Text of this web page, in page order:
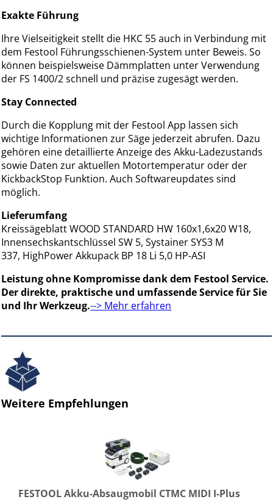
Exakte Führung
Ihre Vielseitigkeit stellt die HKC 55 auch in Verbindung mit
dem Festool Führungsschienen-System unter Beweis. So
können beispielsweise Dämmplatten unter Verwendung
der FS 1400/2 schnell und präzise zugesägt werden.
Stay Connected
Durch die Kopplung mit der Festool App lassen sich
wichtige Informationen zur Säge jederzeit abrufen. Dazu
gehören eine detaillierte Anzeige des Akku-Ladezustands
sowie Daten zur aktuellen Motortemperatur oder der
KickbackStop Funktion. Auch Softwareupdates sind
möglich.
Lieferumfang
Kreissägeblatt WOOD STANDARD HW 160x1,6x20 W18,
Innensechskantschlüssel SW 5, Systainer SYS3 M
337, HighPower Akkupack BP 18 Li 5,0 HP-ASI
Leistung ohne Kompromisse dank dem Festool Service.
Der direkte, praktische und umfassende Service für Sie
und Ihr Werkzeug.--> Mehr erfahren
Weitere Empfehlungen
FESTOOL Akku-Absaugmobil CTMC MIDI I-Plus